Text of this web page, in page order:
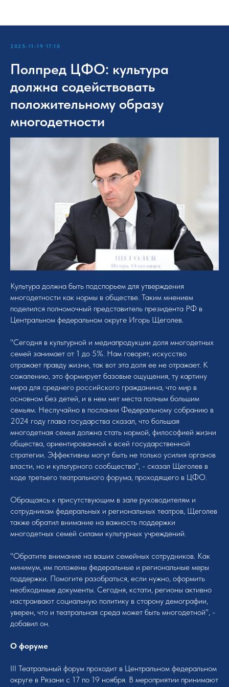
2025-11-19 17:10
Полпред ЦФО: культура
должна содействовать
положительному образу
многодетности
Культура должна быть подспорьем для утверждения
многодетности как нормы в обществе. Таким мнением
поделился полномочный представитель президента РФ в
Центральном федеральном округе Игорь Щеголев.
"Сегодня в культурной и медиапродукции доля многодетных
семей занимает от 1 до 5%. Нам говорят, искусство
отражает правду жизни, так вот эта доля ее не отражает. К
сожалению, это формирует базовые ощущения, ту картину
мира для среднего российского гражданина, что мир в
основном без детей, и в нем нет места полным большим
семьям. Неслучайно в послании Федеральному собранию в
2024 году глава государства сказал, что большая
многодетная семья должна стать нормой, философией жизни
общества, ориентированной к всей государственной
стратегии. Эффективны могут быть не только усилия органов
власти, но и культурного сообщества", - сказал Щеголев в
ходе третьего театрального форума, проходящего в ЦФО.
Обращаясь к присутствующим в зале руководителям и
сотрудникам федеральных и региональных театров, Щеголев
также обратил внимание на важность поддержки
многодетных семей силами культурных учреждений.
"Обратите внимание на ваших семейных сотрудников. Как
минимум, им положены федеральные и региональные меры
поддержки. Помогите разобраться, если нужно, оформить
необходимые документы. Сегодня, кстати, регионы активно
настраивают социальную политику в сторону демографии,
уверен, что и театральная среда может быть многодетной", -
добавил он.
О форуме
III Театральный форум проходит в Центральном федеральном
округе в Рязани с 17 по 19 ноября. В мероприятии принимают